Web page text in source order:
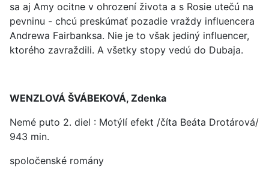
sa aj Amy ocitne v ohrození života a s Rosie utečú na
pevninu - chcú preskúmať pozadie vraždy influencera
Andrewa Fairbanksa. Nie je to však jediný influencer,
ktorého zavraždili. A všetky stopy vedú do Dubaja.
WENZLOVÁ ŠVÁBEKOVÁ, Zdenka
Nemé puto 2. diel : Motýlí efekt /číta Beáta Drotárová/
943 min.
spoločenské romány